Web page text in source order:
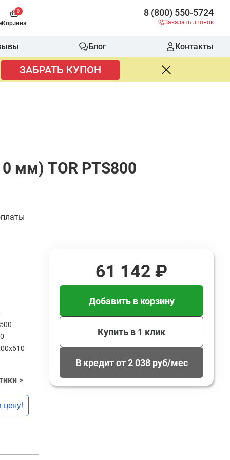
0
Корзина
8 (800) 550-5724
Заказать звонок
Блог Контакты
ЗАБРАТЬ КУПОН
мм) TOR PTS800
>
61 142 ₽
Добавить в корзину
Купить в 1 клик
В кредит от 2 038 руб/мес